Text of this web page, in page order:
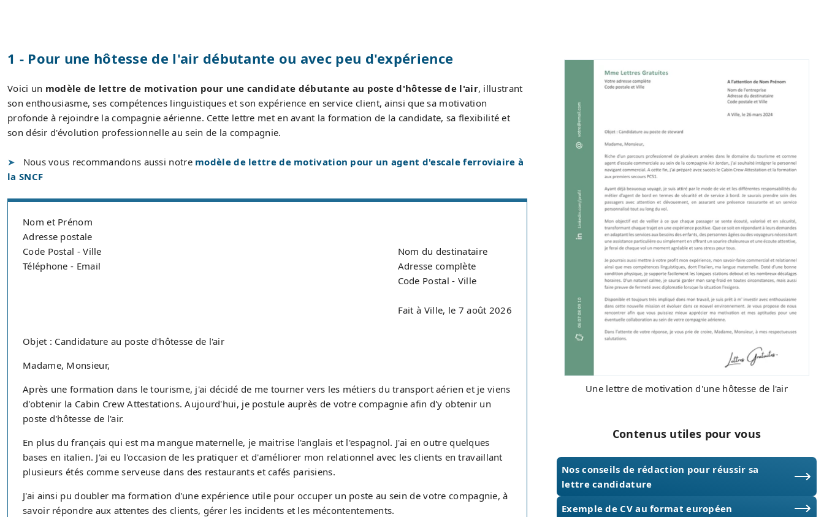
1 - Pour une hôtesse de l'air débutante ou avec peu d'expérience
Voici un modèle de lettre de motivation pour une candidate débutante au poste d'hôtesse de l'air, illustrant
son enthousiasme, ses compétences linguistiques et son expérience en service client, ainsi que sa motivation
profonde à rejoindre la compagnie aérienne. Cette lettre met en avant la formation de la candidate, sa flexibilité et
son désir d'évolution professionnelle au sein de la compagnie.
Nous vous recommandons aussi notre modèle de lettre de motivation pour un agent d'escale ferroviaire à
la SNCF
Nom et Prénom
Adresse postale
Code Postal - Ville
Téléphone - Email
Nom du destinataire
Adresse complète
Code Postal - Ville
Fait à Ville, le 7 août 2026
Objet : Candidature au poste d'hôtesse de l'air
Madame, Monsieur,
Après une formation dans le tourisme, j'ai décidé de me tourner vers les métiers du transport aérien et je viens
d'obtenir la Cabin Crew Attestations. Aujourd'hui, je postule auprès de votre compagnie afin d'y obtenir un
poste d'hôtesse de l'air.
En plus du français qui est ma mangue maternelle, je maitrise l'anglais et l'espagnol. J'ai en outre quelques
bases en italien. J'ai eu l'occasion de les pratiquer et d'améliorer mon relationnel avec les clients en travaillant
plusieurs étés comme serveuse dans des restaurants et cafés parisiens.
J'ai ainsi pu doubler ma formation d'une expérience utile pour occuper un poste au sein de votre compagnie, à
savoir répondre aux attentes des clients, gérer les incidents et les mécontentements.
Une lettre de motivation d'une hôtesse de l'air
Contenus utiles pour vous
Nos conseils de rédaction pour réussir sa
lettre candidature
Exemple de CV au format européen